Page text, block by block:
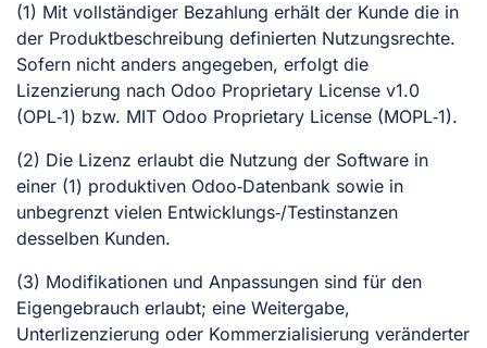
(1) Mit vollständiger Bezahlung erhält der Kunde die in
der Produktbeschreibung definierten Nutzungsrechte.
Sofern nicht anders angegeben, erfolgt die
Lizenzierung nach Odoo Proprietary License v1.0
(OPL‑1) bzw. MIT Odoo Proprietary License (MOPL‑1).
(2) Die Lizenz erlaubt die Nutzung der Software in
einer (1) produktiven Odoo‑Datenbank sowie in
unbegrenzt vielen Entwicklungs‑/Testinstanzen
desselben Kunden.
(3) Modifikationen und Anpassungen sind für den
Eigengebrauch erlaubt; eine Weitergabe,
Unterlizenzierung oder Kommerzialisierung veränderter